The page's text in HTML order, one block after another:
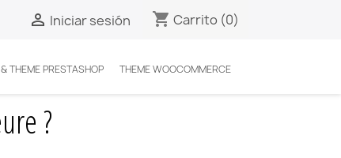
 Iniciar sesión shopping_cart Carrito (0)
THEME PRESTASHOP THEME WOOCOMMERCE
?